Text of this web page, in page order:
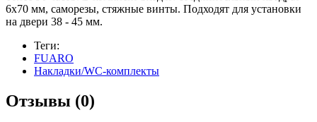
6x70 мм, саморезы, стяжные винты. Подходят для установки
на двери 38 - 45 мм.
Теги:
FUARO
Накладки/WC-комплекты
Отзывы (0)